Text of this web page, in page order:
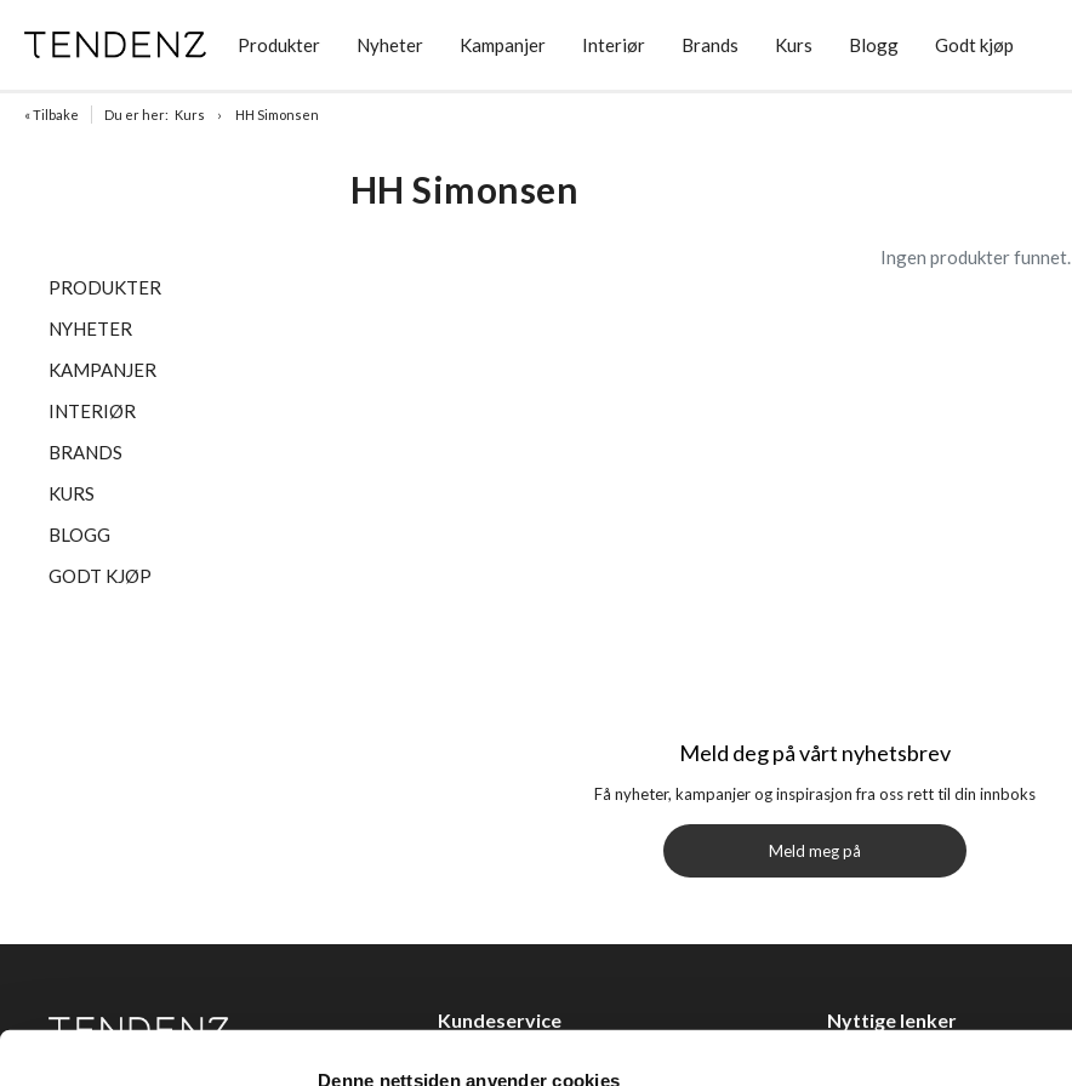
Denne nettsiden anvender cookies
Produkter Nyheter Kampanjer Interiør Brands Kurs Blogg Godt kjøp
« Tilbake Du er her: Kurs HH Simonsen
HH Simonsen
PRODUKTER
NYHETER
KAMPANJER
INTERIØR
BRANDS
KURS
BLOGG
GODT KJØP
Ingen produkter funnet.
Meld deg på vårt nyhetsbrev
Få nyheter, kampanjer og inspirasjon fra oss rett til din innboks
Meld meg på
Kundeservice
Kjøpsvilkår
Nyttige lenker